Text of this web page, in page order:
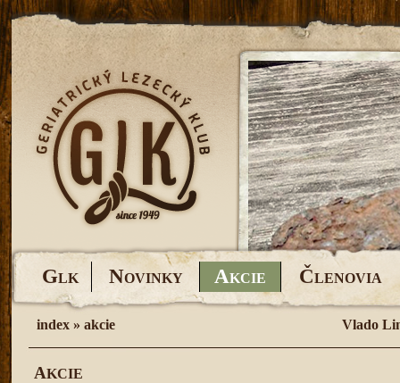
GLK NOVINKY AKCIE ČLENOVIA
index » akcie Vlado
AKCIE